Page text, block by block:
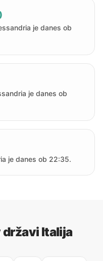
je danes ob
je danes ob
je danes ob 22:35.
Italija